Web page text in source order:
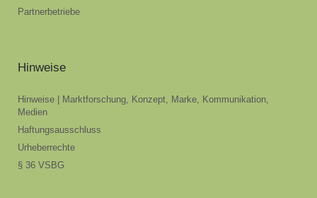
Partnerbetriebe
Hinweise
Hinweise | Marktforschung, Konzept, Marke, Kommunikation,
Medien
Haftungsausschluss
Urheberrechte
§ 36 VSBG